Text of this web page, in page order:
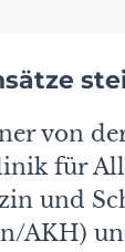
von
für
und
AKH)